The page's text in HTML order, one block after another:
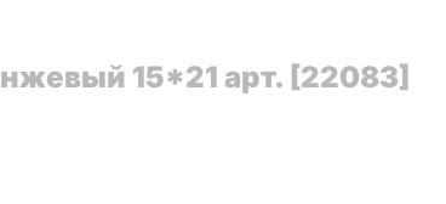
15*21 арт. [22083]